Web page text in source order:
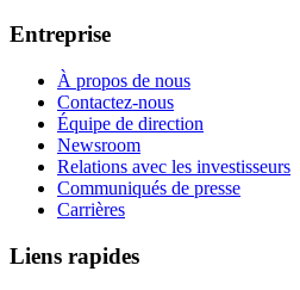
Entreprise
À propos de nous
Contactez-nous
Équipe de direction
Newsroom
Relations avec les investisseurs
Communiqués de presse
Carrières
Liens rapides